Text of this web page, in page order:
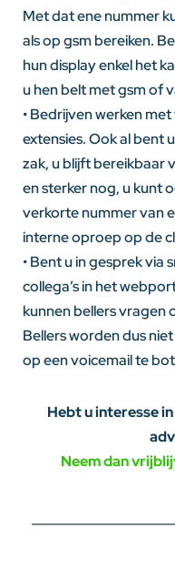
Met dat ene nummer
als op gsm bereiken.
hun display enkel het
u hen belt met gsm of
• Bedrijven werken
extensies. Ook al bent
zak, u blijft bereikbaar
en sterker nog, u kunt
verkorte nummer van
interne oproep op de
• Bent u in gesprek via
collega’s in het
kunnen bellers vragen
Bellers worden dus
op een voicemail te
Hebt u interesse
Neem dan